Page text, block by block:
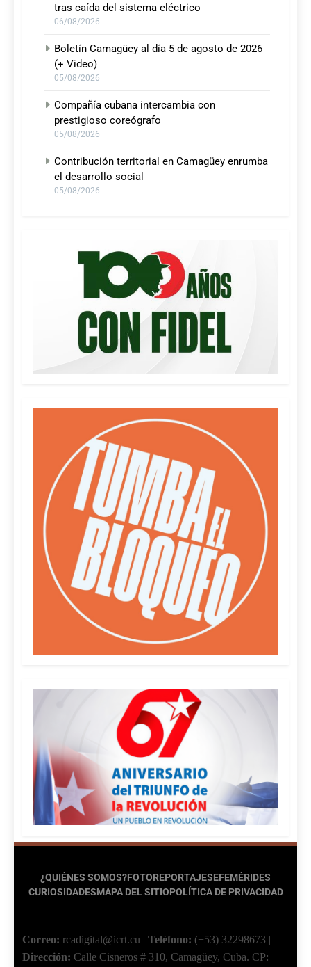
tras caída del sistema eléctrico
06/08/2026
Boletín Camagüey al día 5 de agosto de 2026
(+ Video)
05/08/2026
Compañía cubana intercambia con
prestigioso coreógrafo
05/08/2026
Contribución territorial en Camagüey enrumba
el desarrollo social
05/08/2026
¿QUIÉNES SOMOS?FOTOREPORTAJESEFEMÉRIDES
CURIOSIDADESMAPA DEL SITIOPOLÍTICA DE PRIVACIDAD
Correo: rcadigital@icrt.cu | Teléfono: (+53) 32298673 |
Dirección: Calle Cisneros # 310, Camagüey, Cuba. CP: